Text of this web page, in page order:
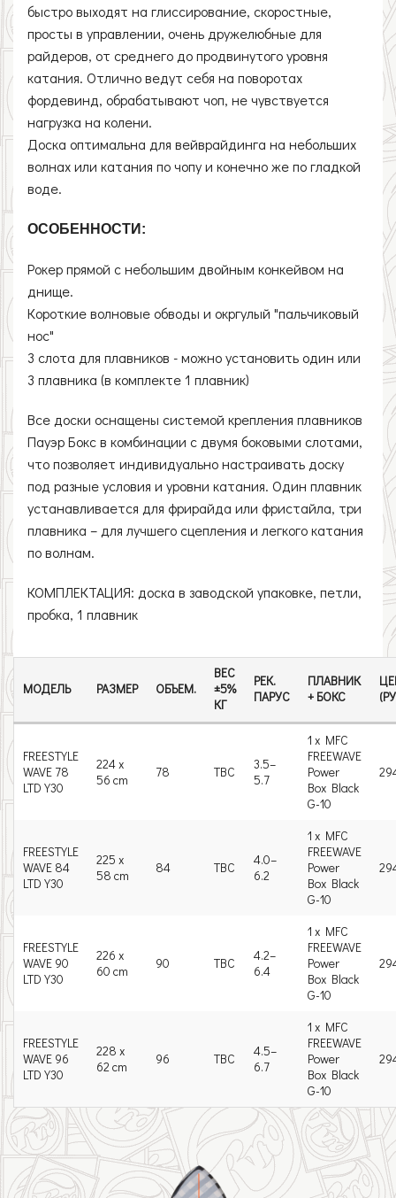
быстро выходят на глиссирование, скоростные,
просты в управлении, очень дружелюбные для
райдеров, от среднего до продвинутого уровня
катания. Отлично ведут себя на поворотах
фордевинд, обрабатывают чоп, не чувствуется
нагрузка на колени.
Доска оптимальна для вейврайдинга на небольших
волнах или катания по чопу и конечно же по гладкой
воде.
ОСОБЕННОСТИ:
Рокер прямой с небольшим двойным конкейвом на
днище.
Короткие волновые обводы и окргулый "пальчиковый
нос"
3 слота для плавников - можно установить один или
3 плавника (в комплекте 1 плавник)
Все доски оснащены системой крепления плавников
Пауэр Бокс в комбинации с двумя боковыми слотами,
что позволяет индивидуально настраивать доску
под разные условия и уровни катания. Один плавник
устанавливается для фрирайда или фристайла, три
плавника – для лучшего сцепления и легкого катания
по волнам.
КОМПЛЕКТАЦИЯ: доска в заводской упаковке, петли,
пробка, 1 плавник
МОДЕЛЬ РАЗМЕР ОБЪЕМ.
ВЕС
±5%
КГ
РЕК.
ПАРУС
ПЛАВНИК
+ БОКС
FREESTYLE
WAVE 78
LTD Y30
224 x
56 cm
78 TBC
3.5–
5.7
1 x MFC
FREEWAVE
Power
Box Black
G-10
FREESTYLE
WAVE 84
LTD Y30
225 x
58 cm
84 TBC
4.0–
6.2
1 x MFC
FREEWAVE
Power
Box Black
G-10
FREESTYLE
WAVE 90
LTD Y30
226 x
60 cm
90 TBC
4.2–
6.4
1 x MFC
FREEWAVE
Power
Box Black
G-10
FREESTYLE
WAVE 96
LTD Y30
228 x
62 cm
96 TBC
4.5–
6.7
1 x MFC
FREEWAVE
Power
Box Black
G-10